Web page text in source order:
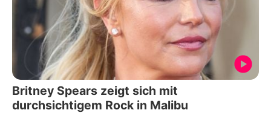
Britney Spears zeigt sich mit
durchsichtigem Rock in Malibu